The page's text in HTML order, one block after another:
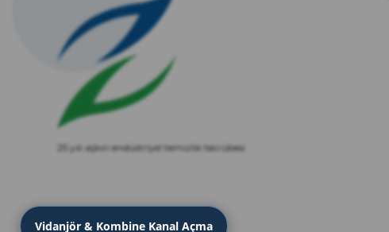
Vidanjör & Kombine Kanal Açma
25 yılı aşkın endüstriyel temizlik tecrübesi